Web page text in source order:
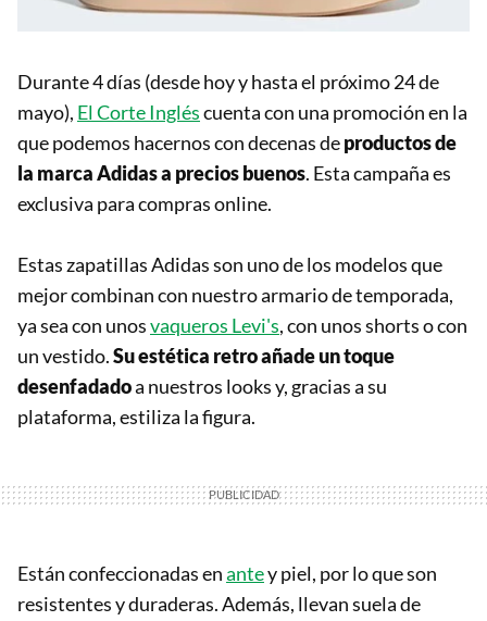
Durante 4 días (desde hoy y hasta el próximo 24 de
mayo), El Corte Ingléscuenta con una promoción en la
que podemos hacernos con decenas deproductos de
la marca Adidas a precios buenos. Esta campaña es
exclusiva para compras online.
Estas zapatillas Adidas son uno de los modelos que
mejor combinan con nuestro armario de temporada,
ya sea con unosvaqueros Levi's, con unos shorts o con
un vestido.Su estética retro añade un toque
desenfadadoa nuestros looks y, gracias a su
plataforma, estiliza la figura.
Están confeccionadas enantey piel, por lo que son
resistentes y duraderas. Además, llevan suela de